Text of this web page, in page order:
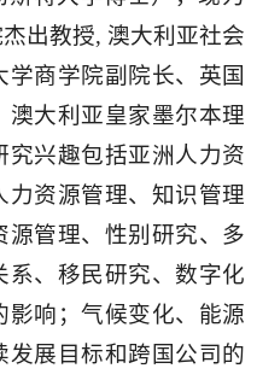
出教授, 澳大利亚社会
商学院副院长、英国
澳大利亚皇家墨尔本理
究兴趣包括亚洲人力资
力资源管理、知识管理
管理、性别研究、多
系、移民研究、数字化
响；气候变化、能源
展目标和跨国公司的